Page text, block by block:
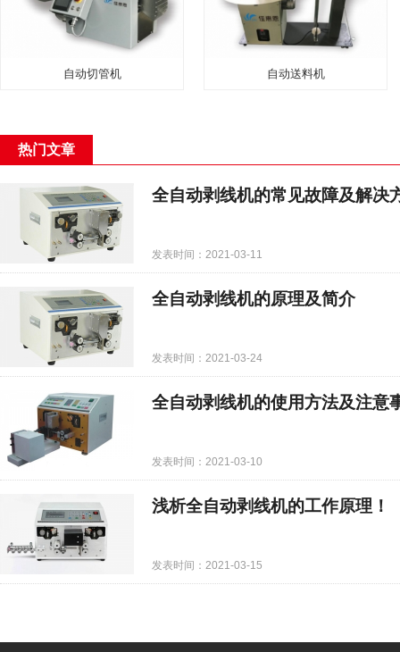
自动切管机 自动送料机
热门文章
全自动剥线机的常见故障及解决
发表时间：2021-03-11
全自动剥线机的原理及简介
发表时间：2021-03-24
全自动剥线机的使用方法及注意
发表时间：2021-03-10
浅析全自动剥线机的工作原理！
发表时间：2021-03-15